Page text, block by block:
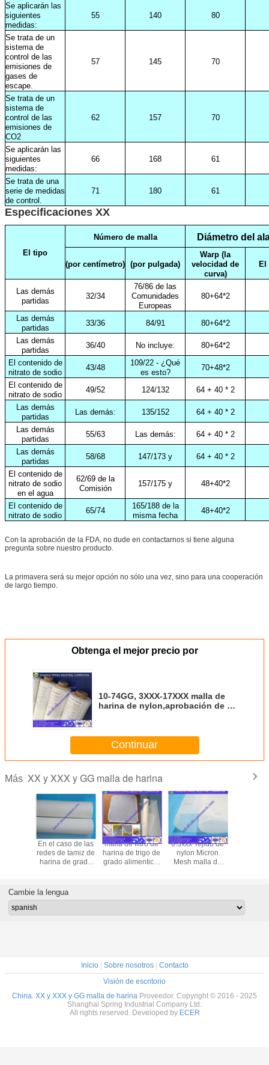
Se aplicarán las
siguientes
medidas:
55 140 80
Se trata de un
sistema de
control de las
emisiones de
gases de
escape.
57 145 70
Se trata de un
sistema de
control de las
emisiones de
CO2
62 157 70
Se aplicarán las
siguientes
medidas:
66 168 61
Se trata de una
serie de medidas
de control.
71 180 61
Especificaciones XX
El tipo
Número de malla Diámetro del
(por centímetro) (por pulgada)
Warp (la
velocidad de
curva)
El
Las demás
partidas
32/34
76/86 de las
Comunidades
Europeas
80+64*2
Las demás
partidas
33/36 84/91
80+64*2
Las demás
partidas
36/40 No incluye:
80+64*2
El contenido de
nitrato de sodio
43/48
109/22 - ¿Qué
es esto?
70+48*2
El contenido de
nitrato de sodio
49/52 124/132
64 + 40 * 2
Las demás
partidas
Las demás: 135/152
64 + 40 * 2
Las demás
partidas
55/63 Las demás:
64 + 40 * 2
Las demás
partidas
58/68 147/173 y
64 + 40 * 2
El contenido de
nitrato de sodio
en el agua
62/69 de la
Comisión
157/175 y 48+40*2
El contenido de
nitrato de sodio
65/74
165/188 de la
misma fecha
48+40*2
Con la aprobación de la FDA, no dude en contactarnos si tiene alguna
pregunta sobre nuestro producto.
La primavera será su mejor opción no sólo una vez, sino para una cooperación
de largo tiempo.
Obtenga el mejor precio por
10-74GG, 3XXX-17XXX malla de
harina de nylon,aprobación de la
Continuar
Más XX y XXX y GG malla de harina
En el caso de las
redes de tamiz de
harina de grado
de harina/red de
molienda de
& GG Flour Mesh
malla de filtro de
harina de trigo de
grado alimenticio
XXX & GG Flour
6.5xxx Tejido de
nylon Micron
Mesh malla de
de harina
malla de
harina
Cambie la lengua
Inicio| Sobre nosotros| Contacto
Visión de escritorio
China. XX y XXX y GG malla de harina Proveedor. Copyright © 2016 - 2025
Shanghai Spring Industrial Company Ltd.
All rights reserved. Developed by ECER